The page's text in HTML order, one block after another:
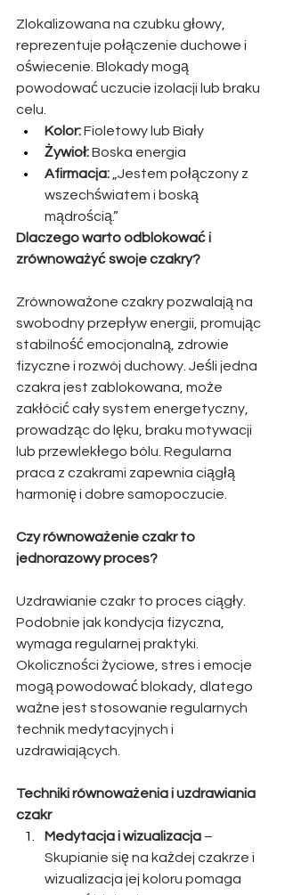
Zlokalizowana na czubku głowy,
reprezentuje połączenie duchowe i
oświecenie. Blokady mogą
powodować uczucie izolacji lub braku
celu.
Kolor: Fioletowy lub Biały
Żywioł: Boska energia
Afirmacja: „Jestem połączony z
wszechświatem i boską
mądrością.”
Dlaczego warto odblokować i
zrównoważyć swoje czakry?
Zrównoważone czakry pozwalają na
swobodny przepływ energii, promując
stabilność emocjonalną, zdrowie
fizyczne i rozwój duchowy. Jeśli jedna
czakra jest zablokowana, może
zakłócić cały system energetyczny,
prowadząc do lęku, braku motywacji
lub przewlekłego bólu. Regularna
praca z czakrami zapewnia ciągłą
harmonię i dobre samopoczucie.
Czy równoważenie czakr to
jednorazowy proces?
Uzdrawianie czakr to proces ciągły.
Podobnie jak kondycja fizyczna,
wymaga regularnej praktyki.
Okoliczności życiowe, stres i emocje
mogą powodować blokady, dlatego
ważne jest stosowanie regularnych
technik medytacyjnych i
uzdrawiających.
Techniki równoważenia i uzdrawiania
czakr
Medytacja i wizualizacja –
Skupianie się na każdej czakrze i
wizualizacja jej koloru pomaga